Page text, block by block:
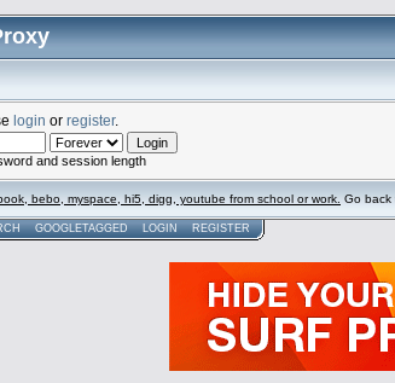
login or register.
and session length
bebo, myspace, hi5, digg, youtube from school or work. Go back
GOOGLETAGGED LOGIN REGISTER